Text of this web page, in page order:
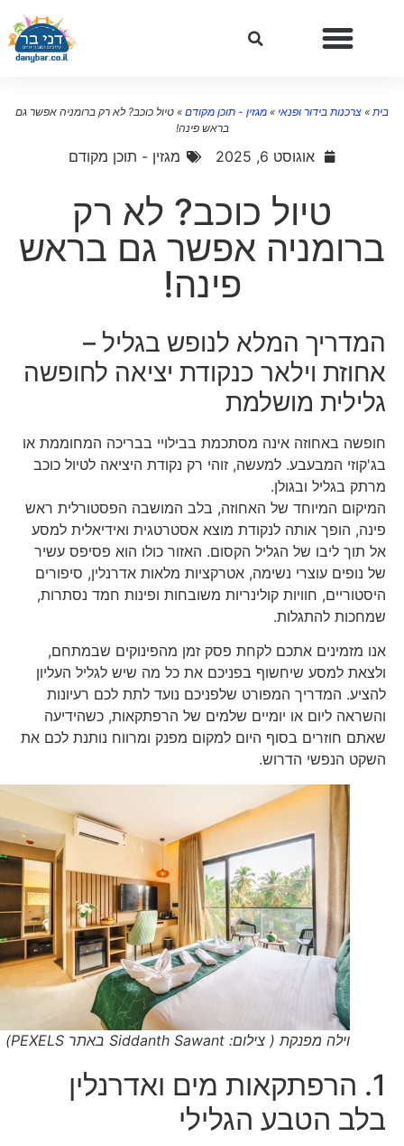
»צרכנות בידור ופנאי»מגזין - תוכן מקודם»טיול כוכב? לא רק ברומניה אפשר גם
בראש פינה!
אוגוסט 6, 2025 מגזין - תוכן מקודם
טיול כוכב? לא רק
ברומניה אפשר גם בראש
פינה!
המדריך המלא לנופש בגליל –
אחוזת וילאר כנקודת יציאה לחופשה
גלילית מושלמת
חופשה באחוזה אינה מסתכמת בבילויי בבריכה המחוממת או
בג'קוזי המבעבע. למעשה, זוהי רק נקודת היציאה לטיול כוכב
מרתק בגליל ובגולן.
המיקום המיוחד של האחוזה, בלב המושבה הפסטורלית ראש
פינה, הופך אותה לנקודת מוצא אסטרטגית ואידיאלית למסע
אל תוך ליבו של הגליל הקסום. האזור כולו הוא פסיפס עשיר
של נופים עוצרי נשימה, אטרקציות מלאות אדרנלין, סיפורים
היסטוריים, חוויות קולינריות משובחות ופינות חמד נסתרות,
שמחכות להתגלות.
אנו מזמינים אתכם לקחת פסק זמן מהפינוקים שבמתחם,
ולצאת למסע שיחשוף בפניכם את כל מה שיש לגליל העליון
להציע. המדריך המפורט שלפניכם נועד לתת לכם רעיונות
והשראה ליום או יומיים שלמים של הרפתקאות, כשהידיעה
שאתם חוזרים בסוף היום למקום מפנק ומרווח נותנת לכם את
השקט הנפשי הדרוש.
וילה מפנקת ( צילום: Siddanth Sawant באתר PEXELS)
1. הרפתקאות מים ואדרנלין
בלב הטבע הגלילי